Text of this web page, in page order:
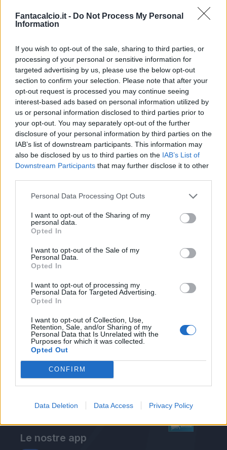
Fantacalcio.it - Do Not Process My Personal
Information
If you wish to opt-out of the sale, sharing to third parties, or
processing of your personal or sensitive information for
targeted advertising by us, please use the below opt-out
section to confirm your selection. Please note that after your
opt-out request is processed you may continue seeing
interest-based ads based on personal information utilized by
us or personal information disclosed to third parties prior to
your opt-out. You may separately opt-out of the further
disclosure of your personal information by third parties on the
IAB’s list of downstream participants. This information may
also be disclosed by us to third parties on the IAB’s List of
Downstream Participants that may further disclose it to other
Personal Data Processing Opt Outs
I want to opt-out of the Sharing of my
personal data.
Opted In
I want to opt-out of the Sale of my
Personal Data.
Opted In
I want to opt-out of processing my
Personal Data for Targeted Advertising.
Opted In
I want to opt-out of Collection, Use,
Retention, Sale, and/or Sharing of my
Personal Data that Is Unrelated with the
Purposes for which it was collected.
Opted Out
CONFIRM
Data Deletion Data Access Privacy Policy
presenza contro la Juve, match in programma alla
ripresa del campionato dopo la sosta per le
Mister Sarri, in alternativa, può contare su Sepe
e sul brasiliano Rafael tra i pali.
Continua ad essere in dubbio la presenza di
Pepe Reina contro la Juventus. Il portiere
spagnolo s'è fermato, in Nazionale, per via del
solito un problema ai gemelli che lo assilla già
dallo scorso anno:oggi o al più domani l'ex
Bayern dovrebbe rientrare in Italia,dove a
monitorare le sue condizioni sarà direttamente lo
staff medico dei partenopei. Saranno quindi i
medici del Napoli a decidere se il numero 25
30esima. Sarri, in ogni caso, si prepara già
all'eventuale forfait, e scalda Sepe e Rafael: da
più parti trapela cauto ottimismo, ma come
sempre in questi casi predicare prudenza
appare la strada migliore.
Redazione Fantacalcio.it
Le nostre app